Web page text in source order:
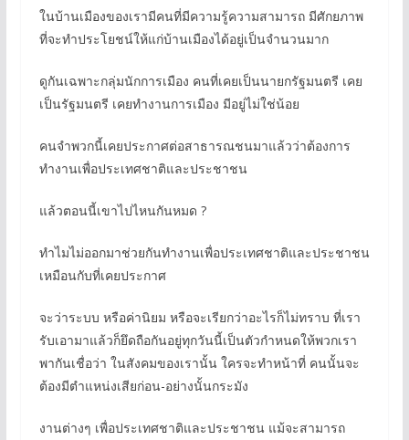
ในบ้านเมืองของเรามีคนที่มีความรู้ความสามารถ มีศักยภาพ
ที่จะทำประโยชน์ให้แก่บ้านเมืองได้อยู่เป็นจำนวนมาก
ดูกันเฉพาะกลุ่มนักการเมือง คนที่เคยเป็นนายกรัฐมนตรี เคย
เป็นรัฐมนตรี เคยทำงานการเมือง มีอยู่ไม่ใช่น้อย
คนจำพวกนี้เคยประกาศต่อสาธารณชนมาแล้วว่าต้องการ
ทำงานเพื่อประเทศชาติและประชาชน
แล้วตอนนี้เขาไปไหนกันหมด ?
ทำไมไม่ออกมาช่วยกันทำงานเพื่อประเทศชาติและประชาชน
เหมือนกับที่เคยประกาศ
จะว่าระบบ หรือค่านิยม หรือจะเรียกว่าอะไรก็ไม่ทราบ ที่เรา
รับเอามาแล้วก็ยึดถือกันอยู่ทุกวันนี้เป็นตัวกำหนดให้พวกเรา
พากันเชื่อว่า ในสังคมของเรานั้น ใครจะทำหน้าที่ คนนั้นจะ
ต้องมีตำแหน่งเสียก่อน-อย่างนั้นกระมัง
งานต่างๆ เพื่อประเทศชาติและประชาชน แม้จะสามารถ